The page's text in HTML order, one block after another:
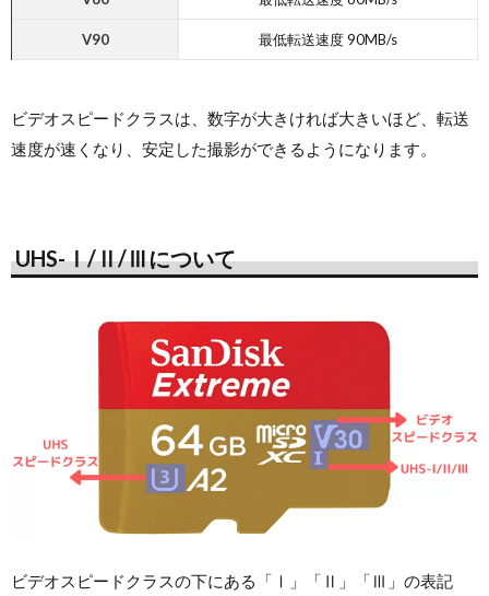
V90 最低転送速度 90MB/s
ビデオスピードクラスは、数字が大きければ大きいほど、転送
速度が速くなり、安定した撮影ができるようになります。
UHS-Ⅰ/Ⅱ/Ⅲについて
ビデオスピードクラスの下にある「Ⅰ」「Ⅱ」「Ⅲ」の表記